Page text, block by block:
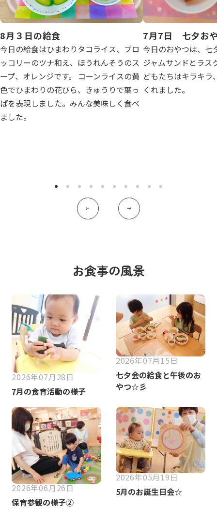
よくあるご質問
保育園に関するお問い合わせ
プライバシーポリシー サイトのご利用について
サイトマップ ニチイ学館オフィシャルサイト
8月３日の給食
今日の給食はひまわりタコライス、ブロ
ッコリーのツナ和え、ほうれんそうのス
ープ、オレンジです。 コーンライスの黄
色でひまわりの花びら、きゅうりで葉っ
ぱを表現しました。みんな美味しく食べ
ました。
7月7日 七夕お
今日のおやつは、七
ジャムサンドとラス
どもたちはキラキラ
くれました。
お食事の風景
2026年07月28日
7月の食育活動の様子
2026年07月15日
七夕会の給食と午後のお
やつ☆彡
2026年06月26日
保育参観の様子②
2026年05月19日
5月のお誕生日会☆